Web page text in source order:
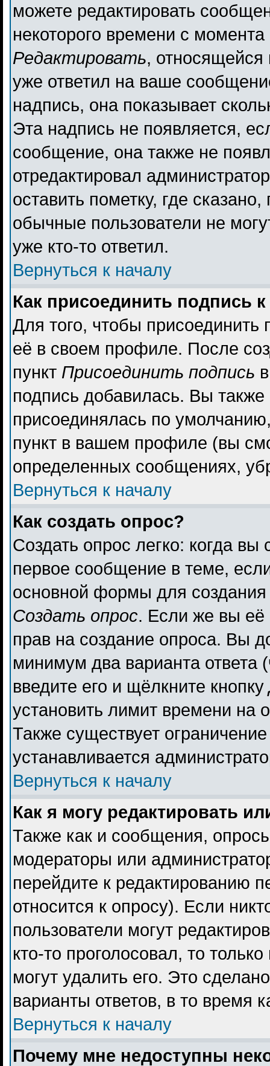
можете редактировать
некоторого времени с
Редактировать,
уже ответил на ваше
надпись, она показывает
Эта надпись не появляется,
сообщение, она также не
отредактировал
оставить пометку, где
обычные пользователи не
уже кто-то ответил.
Вернуться к началу
Как присоединить подпись
Для того, чтобы
её в своем профиле. После
пункт Присоединить подпись
подпись добавилась. Вы
присоединялась по
пункт в вашем профиле (вы
определенных сообщениях,
Вернуться к началу
Как создать опрос?
Создать опрос легко: когда вы
первое сообщение в теме,
основной формы для
Создать опрос. Если же вы её
прав на создание опроса. Вы
минимум два варианта ответа
введите его и щёлкните кнопку
установить лимит времени на
Также существует
устанавливается
Вернуться к началу
Как я могу редактировать
Также как и сообщения,
модераторы или
перейдите к редактированию
относится к опросу). Если
пользователи могут
кто-то проголосовал, то
могут удалить его. Это
варианты ответов, в то время
Вернуться к началу
Почему мне недоступны